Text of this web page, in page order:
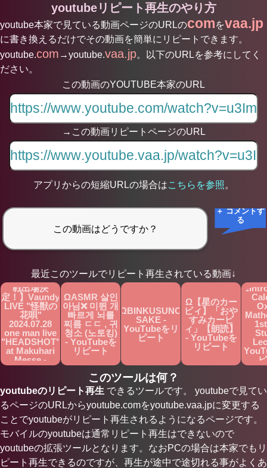
youtubeリピート再生のやり方
youtube本家で見ている動画ページのURLのcomをvaa.jp
に書き換えるだけでその動画を簡単にリピートできます。
youtube.com →youtube.vaa.jp。以下のURLを参考にしてく
ださい。
この動画のYOUTUBE本家のURL
→この動画リピートページのURL
アプリからの短縮URLの場合はこちらを参照 。
＋ コメントす
る
最近このツールでリピート再生されている動画↓
Ω【第75回
NHK紅白歌合
戦出場決
定！】Vaundy
LIVE "怪獣の
花唄"
2024.07.28
one man live
"HEADSHOT"
at Makuhari
Messe -
YouTubeをリ
ΩASMR 살인
아님❌ 미뛴 개
빠르게 뇌를
찌름 ㄷㄷ , 귀
청소 (노토킹)
- YouTubeを
リピート
ΩBINKUSUNO
SAKE -
YouTubeをリ
ピート
Ω【星のカー
ビィ】「おや
すみカービ
ィ」【朗読】
- YouTubeを
リピート
このツールは何？
youtubeのリピート再生 できるツールです。 youtubeで見てい
るページのURLからyoutube.comをyoutube.vaa.jpに変更する
ことでyoutubeがリピート再生されるようになるページです。
モバイルのyoutubeは通常リピート再生はできないので
youtubeの拡張ツールとなります。なおPCの場合は本家でもリ
ピート再生できるのですが、再生が途中で途切れる事がよくあ